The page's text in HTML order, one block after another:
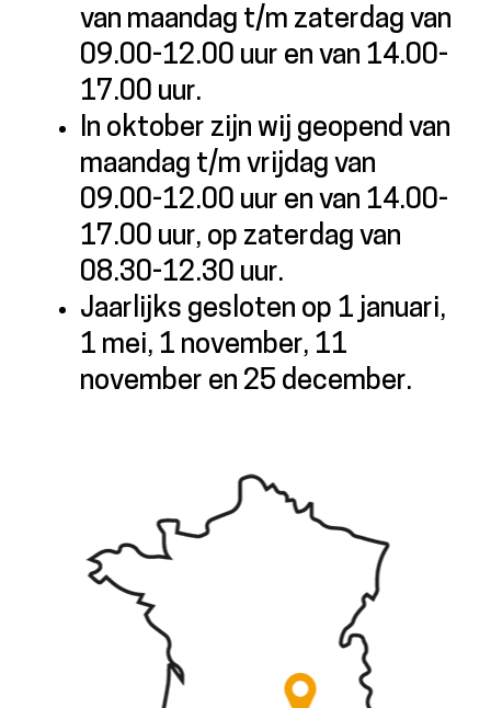
van maandag t/m zaterdag van
09.00-12.00 uur en van 14.00-
17.00 uur.
In oktober zijn wij geopend van
maandag t/m vrijdag van
09.00-12.00 uur en van 14.00-
17.00 uur, op zaterdag van
08.30-12.30 uur.
Jaarlijks gesloten op 1 januari,
1 mei, 1 november, 11
november en 25 december.